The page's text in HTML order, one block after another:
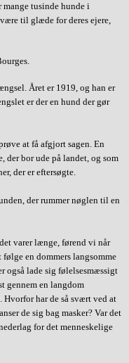
mange tusinde hunde i
til glæde for deres ejere,
Året er 1919, og han er
er der en hund der gør
at få afgjort sagen. En
der bor ude på landet, og som
der er eftersøgte.
der rummer nøglen til en
varer længe, førend vi når
en dommers langsomme
også lade sig følelsesmæssigt
gennem en langdom
har de så svært ved at
de sig bag masker? Var det
for det menneskelige